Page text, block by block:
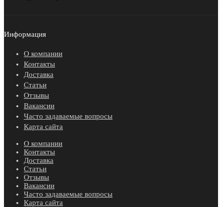
Информация
О компании
Контакты
Доставка
Статьи
Отзывы
Вакансии
Часто задаваемые вопросы
Карта сайта
О компании
Контакты
Доставка
Статьи
Отзывы
Вакансии
Часто задаваемые вопросы
Карта сайта